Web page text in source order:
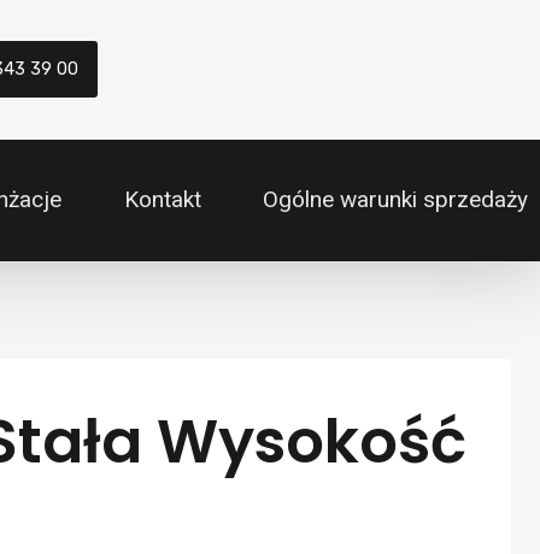
39 00
Kontakt Ogólne warunki sprzedaży
Wysokość